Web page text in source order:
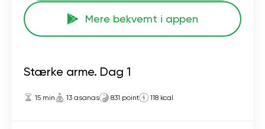
Mere bekvemt i appen
Stærke arme. Dag 1
15 min 13 asanas 831 point 118 kcal